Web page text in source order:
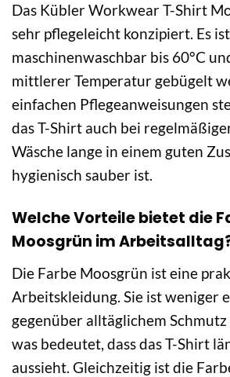
Das Kübler Workwear T-Shirt
sehr pflegeleicht konzipiert. Es ist
maschinenwaschbar bis 60°C
mittlerer Temperatur gebügelt
einfachen Pflegeanweisungen
das T-Shirt auch bei
Wäsche lange in einem guten
hygienisch sauber ist.
Welche Vorteile bietet die
Moosgrün im
Die Farbe Moosgrün ist eine
Arbeitskleidung. Sie ist weniger
gegenüber alltäglichem Schmutz
was bedeutet, dass das T-Shirt
aussieht. Gleichzeitig ist die